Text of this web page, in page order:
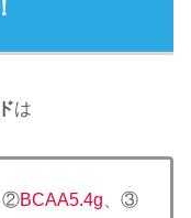
は
②BCAA5.4g 、③